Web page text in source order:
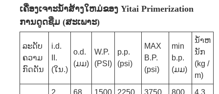
ເຄື່ອງເຈາະນ້ໍາສ້າງໃຫມ່ຂອງ Yitai Primerization
ການດູດຊືມ (ສະເພາະ)
ລະດັບ
ຄວາມ
ກົດດັນ
i.d.
II.
(ໃນ.)
o.d.
(ມມ)
W.P.
(PSI)
p.p.
(psi)
MAX
B.P.
(psi)
min
b.p.
(ມມ)
ນ້ໍາຫ
ນັກ
(kg /
m)
2 68 1500 2250 3750 800 4.3